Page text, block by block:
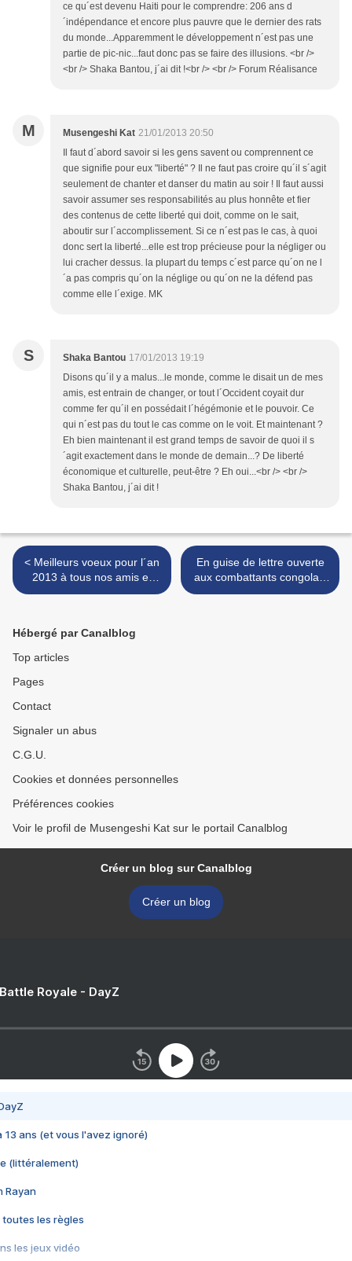
ce qu´est devenu Haiti pour le comprendre: 206 ans d
´indépendance et encore plus pauvre que le dernier des rats
du monde...Apparemment le développement n´est pas une
partie de pic-nic...faut donc pas se faire des illusions. <br />
<br /> Shaka Bantou, j´ai dit !<br /> <br /> Forum Réalisance
M Musengeshi Kat 21/01/2013 20:50
Il faut d´abord savoir si les gens savent ou comprennent ce
que signifie pour eux "liberté" ? Il ne faut pas croire qu´il s´agit
seulement de chanter et danser du matin au soir ! Il faut aussi
savoir assumer ses responsabilités au plus honnête et fier
des contenus de cette liberté qui doit, comme on le sait,
aboutir sur l´accomplissement. Si ce n´est pas le cas, à quoi
donc sert la liberté...elle est trop précieuse pour la négliger ou
lui cracher dessus. la plupart du temps c´est parce qu´on ne l
´a pas compris qu´on la néglige ou qu´on ne la défend pas
comme elle l´exige. MK
S Shaka Bantou 17/01/2013 19:19
Disons qu´il y a malus...le monde, comme le disait un de mes
amis, est entrain de changer, or tout l´Occident coyait dur
comme fer qu´il en possédait l´hégémonie et le pouvoir. Ce
qui n´est pas du tout le cas comme on le voit. Et maintenant ?
Eh bien maintenant il est grand temps de savoir de quoi il s
´agit exactement dans le monde de demain...? De liberté
économique et culturelle, peut-être ? Eh oui...<br /> <br />
Shaka Bantou, j´ai dit !
< Meilleurs voeux pour l´an
2013 à tous nos amis et
lecteurs
En guise de lettre ouverte
aux combattants congolais
>
Hébergé par Canalblog
Top articles
Pages
Contact
Signaler un abus
C.G.U.
Cookies et données personnelles
Préférences cookies
Voir le profil de Musengeshi Kat sur le portail Canalblog
Créer un blog sur Canalblog
Créer un blog
Royale - DayZ
13 ans (et vous l'avez ignoré)
(littéralement)
Rayan
toutes les règles
les jeux vidéo